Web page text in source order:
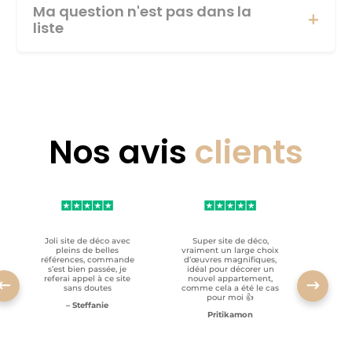
Ma question n'est pas dans la
liste
Nos avis clients
Joli site de déco avec
pleins de belles
références, commande
s’est bien passée, je
referai appel à ce site
sans doutes
– Steffanie
Super site de déco,
vraiment un large choix
d’œuvres magnifiques,
idéal pour décorer un
nouvel appartement,
comme cela a été le cas
pour moi 👍
Pritikamon